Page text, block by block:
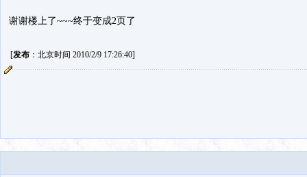
谢谢楼上了~~~终于变成2页了
[发布：北京时间 2010/2/9 17:26:40]